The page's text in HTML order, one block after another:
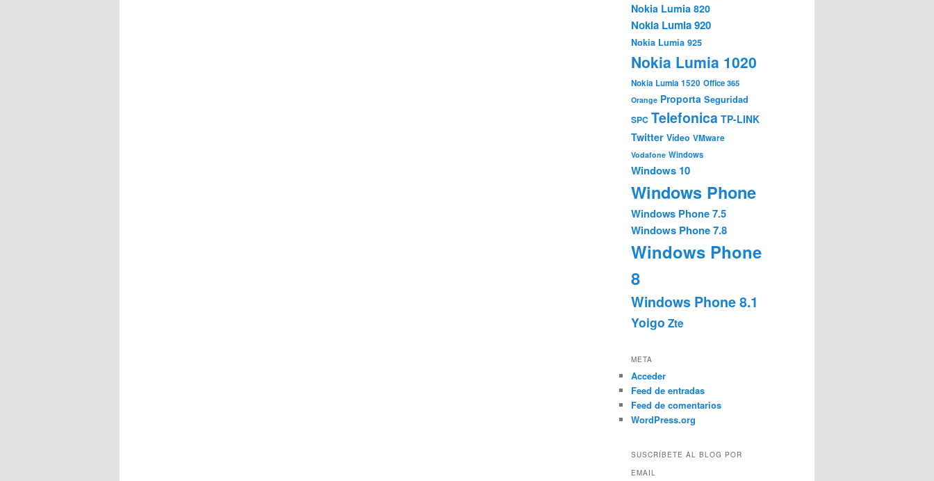
Nokia Lumia 820
Nokia Lumia 920
Nokia Lumia 925
Nokia Lumia 1020
Nokia Lumia 1520 Office 365
Orange Proporta Seguridad
SPC Telefonica TP-LINK
Twitter Video VMware
Vodafone Windows
Windows 10
Windows Phone
Windows Phone 7.5
Windows Phone 7.8
Windows Phone
8
Windows Phone 8.1
Yoigo Zte
META
Acceder
Feed de entradas
Feed de comentarios
WordPress.org
SUSCRÍBETE AL BLOG POR
EMAIL